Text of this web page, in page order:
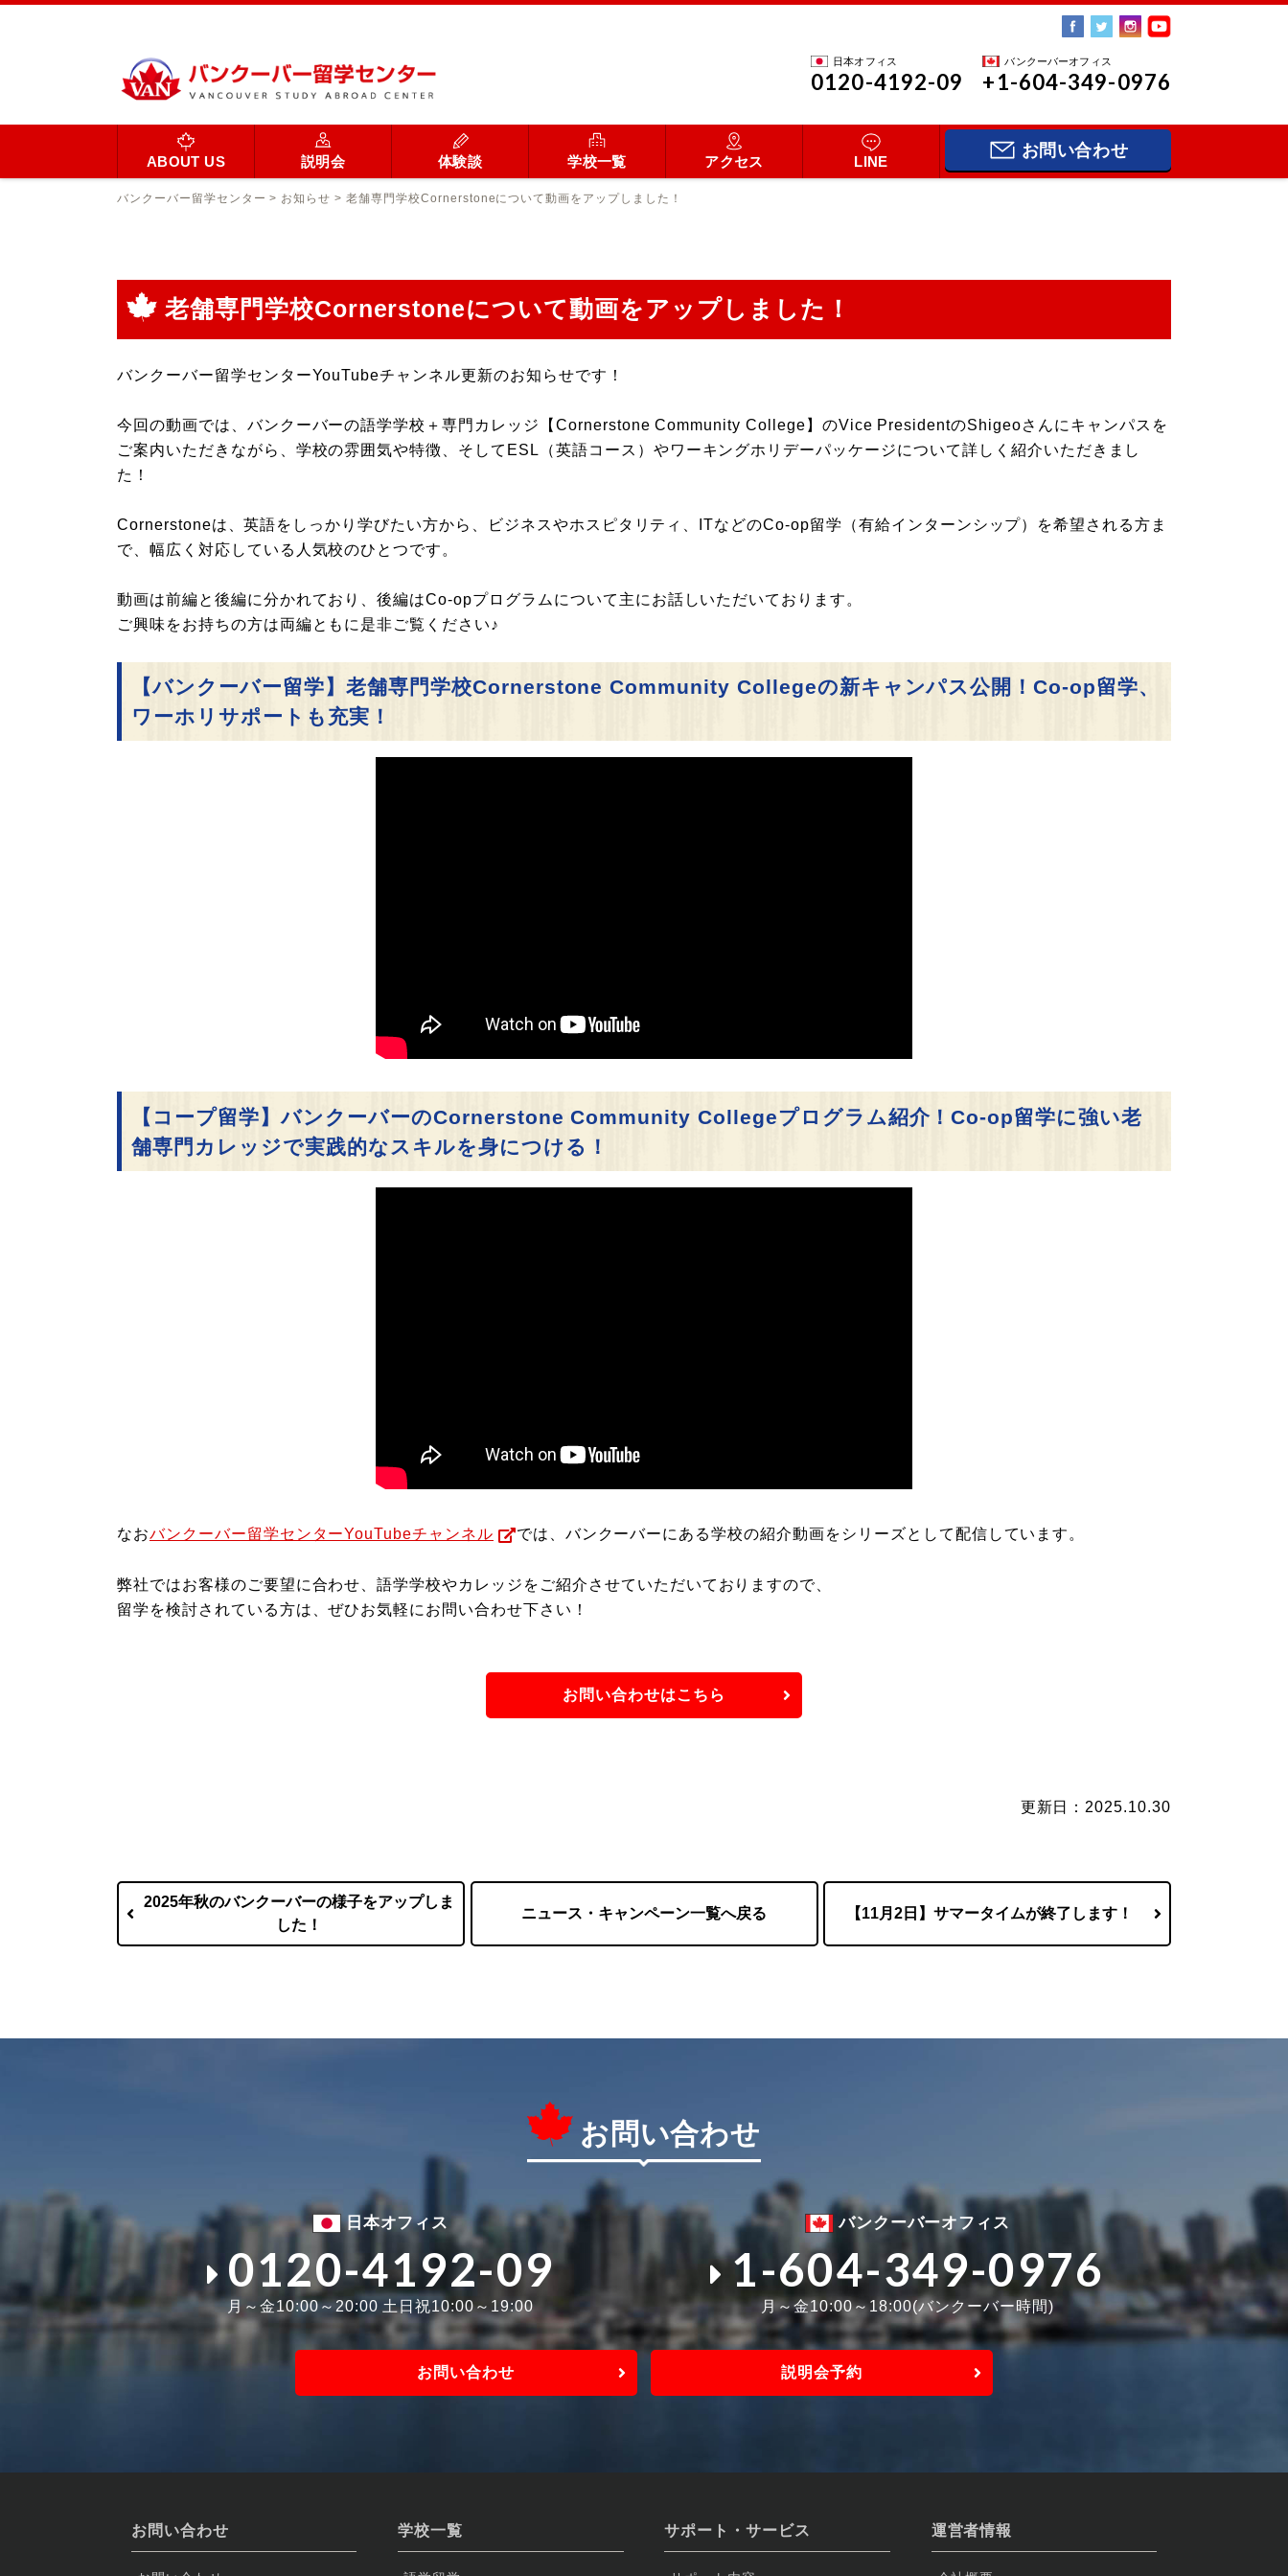
日本オフィス
0120-4192-09
バンクーバーオフィス
+1-604-349-0976
ABOUT US 説明会 体験談 学校一覧 アクセス LINE
お問い合わせ
バンクーバー留学センター > お知らせ >老舗専門学校Cornerstoneについて動画をアップしました！
老舗専門学校Cornerstoneについて動画をアップしました！
バンクーバー留学センターYouTubeチャンネル更新のお知らせです！
今回の動画では、バンクーバーの語学学校＋専門カレッジ【Cornerstone Community College】のVice PresidentのShigeoさんにキャンパスを
ご案内いただきながら、学校の雰囲気や特徴、そしてESL（英語コース）やワーキングホリデーパッケージについて詳しく紹介いただきまし
た！
Cornerstoneは、英語をしっかり学びたい方から、ビジネスやホスピタリティ、ITなどのCo-op留学（有給インターンシップ）を希望される方ま
で、幅広く対応している人気校のひとつです。
動画は前編と後編に分かれており、後編はCo-opプログラムについて主にお話しいただいております。
ご興味をお持ちの方は両編ともに是非ご覧ください♪
【バンクーバー留学】老舗専門学校Cornerstone Community Collegeの新キャンパス公開！Co-op留学、
ワーホリサポートも充実！
【コープ留学】バンクーバーのCornerstone Community Collegeプログラム紹介！Co-op留学に強い老
舗専門カレッジで実践的なスキルを身につける！
なおバンクーバー留学センターYouTubeチャンネル では、バンクーバーにある学校の紹介動画をシリーズとして配信しています。
弊社ではお客様のご要望に合わせ、語学学校やカレッジをご紹介させていただいておりますので、
留学を検討されている方は、ぜひお気軽にお問い合わせ下さい！
お問い合わせはこちら
更新日：2025.10.30
2025年秋のバンクーバーの様子をアップしま
した！
ニュース・キャンペーン一覧へ戻る 【11月2日】サマータイムが終了します！
お問い合わせ
日本オフィス
0120-4192-09
月～金10:00～20:00 土日祝10:00～19:00
バンクーバーオフィス
1-604-349-0976
月～金10:00～18:00(バンクーバー時間)
お問い合わせ 説明会予約
お問い合わせ 学校一覧 サポート・サービス 運営者情報